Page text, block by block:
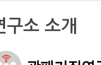
구소 소개